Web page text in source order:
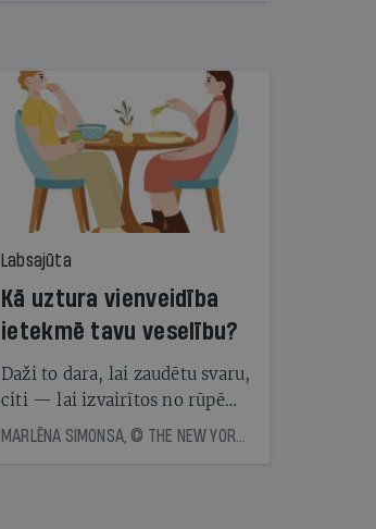
Labsajūta
Kā uztura vienveidība
ietekmē tavu veselību?
Daži to dara, lai zaudētu svaru,
citi — lai izvairītos no rūpēm,
kas saistītas ar ēdienreižu